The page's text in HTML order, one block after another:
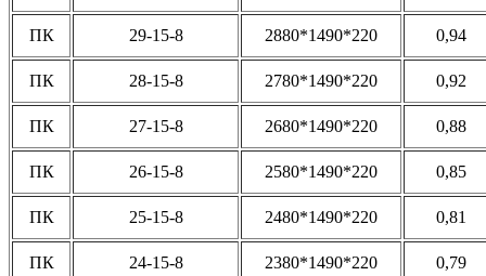
ПК 29-15-8 2880*1490*220 0,94
ПК 28-15-8 2780*1490*220 0,92
ПК 27-15-8 2680*1490*220 0,88
ПК 26-15-8 2580*1490*220 0,85
ПК 25-15-8 2480*1490*220 0,81
ПК 24-15-8 2380*1490*220 0,79